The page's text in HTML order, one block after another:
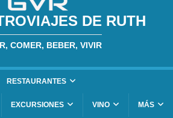
DE RUTH
COMER, BEBER, VIVIR
RESTAURANTES
EXCURSIONES VINO MÁS